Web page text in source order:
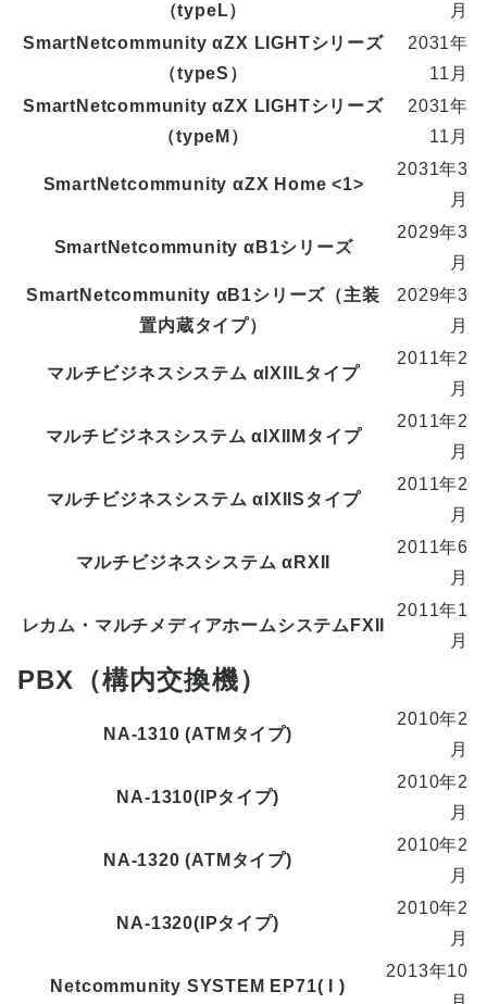
（typeL）
月
SmartNetcommunity αZX LIGHTシリーズ
（typeS）
2031年
11月
SmartNetcommunity αZX LIGHTシリーズ
（typeM）
2031年
11月
SmartNetcommunity αZX Home <1>
2031年3
月
SmartNetcommunity αB1シリーズ
2029年3
月
SmartNetcommunity αB1シリーズ（主装
置内蔵タイプ）
2029年3
月
マルチビジネスシステム αIXIILタイプ
2011年2
月
マルチビジネスシステム αIXIIMタイプ
2011年2
月
マルチビジネスシステム αIXIISタイプ
2011年2
月
マルチビジネスシステム αRXII
2011年6
月
レカム・マルチメディアホームシステムFXII
2011年1
月
PBX（構内交換機）
NA-1310 (ATMタイプ)
2010年2
月
NA-1310(IPタイプ)
2010年2
月
NA-1320 (ATMタイプ)
2010年2
月
NA-1320(IPタイプ)
2010年2
月
Netcommunity SYSTEM EP71( I )
2013年10